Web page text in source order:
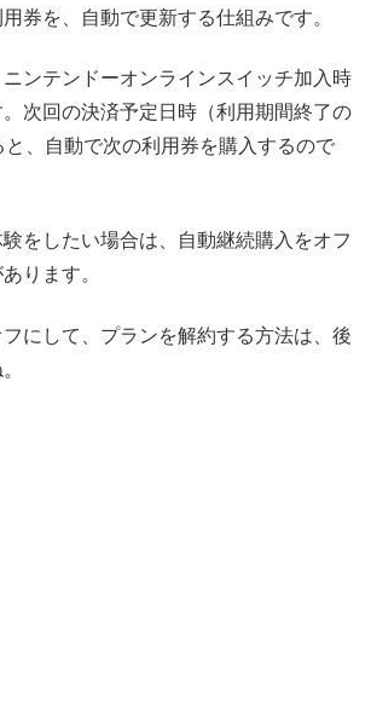
券を、自動で更新する仕組みです。
ンテンドーオンラインスイッチ加入時
次回の決済予定日時（利用期間終了の
、自動で次の利用券を購入するので
をしたい場合は、自動継続購入をオフ
ります。
にして、 プランを解約する方法は、後